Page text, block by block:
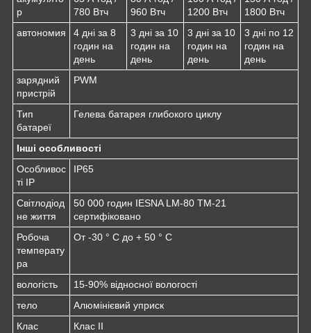
р
780 Втч
960 Втч
1200 Втч
1800 Втч
автономия
4 дні за 8
годин на
день
3 дні за 10
годин на
день
3 дні за 10
годин на
день
3 дні по 12
годин на
день
зарядний
пристрій
PWM
Тип
батареї
Гелева батарея глибокого циклу
Інші особливості
Особливос
ті IP
IP65
Світлодіод
не життя
50 000 годин IESNA LM-80 TM-21
сертифіковано
Робоча
температу
ра
От -30 ° C до + 50 ° C
вологість
15-90% відносної вологості
тело
Алюмінієвий уприск
Клас
Клас II